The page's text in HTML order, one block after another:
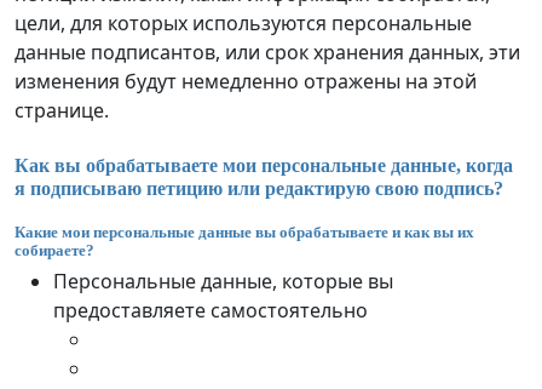
цели, для которых используются персональные
данные подписантов, или срок хранения данных, эти
изменения будут немедленно отражены на этой
странице.
Как вы обрабатываете мои персональные данные, когда
я подписываю петицию или редактирую свою подпись?
Какие мои персональные данные вы обрабатываете и как вы их
собираете?
Персональные данные, которые вы
предоставляете самостоятельно